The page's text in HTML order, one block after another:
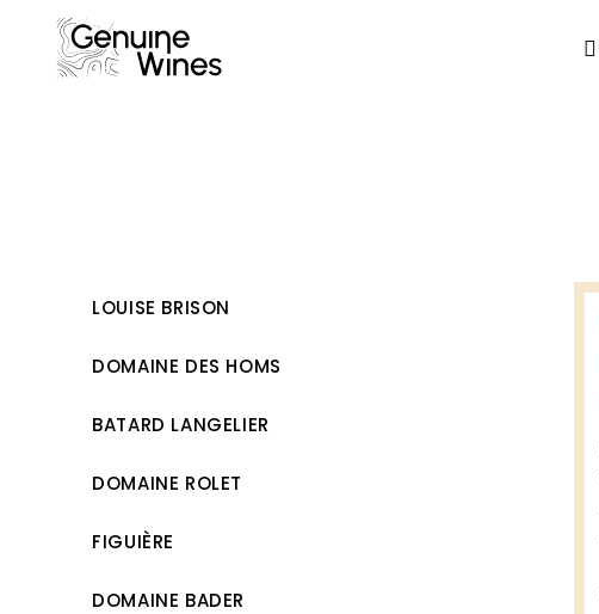
content
LOUISE BRISON
DOMAINE DES HOMS
BATARD LANGELIER
DOMAINE ROLET
FIGUIÈRE
DOMAINE BADER